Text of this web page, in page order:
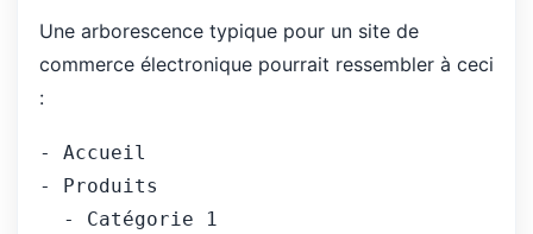
Une arborescence typique pour un site de
commerce électronique pourrait ressembler à ceci
:
- Accueil
- Produits
  - Catégorie 1